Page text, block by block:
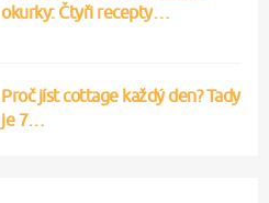
okurky: Čtyři recepty…
Proč jíst cottage každý den? Tady
je 7…